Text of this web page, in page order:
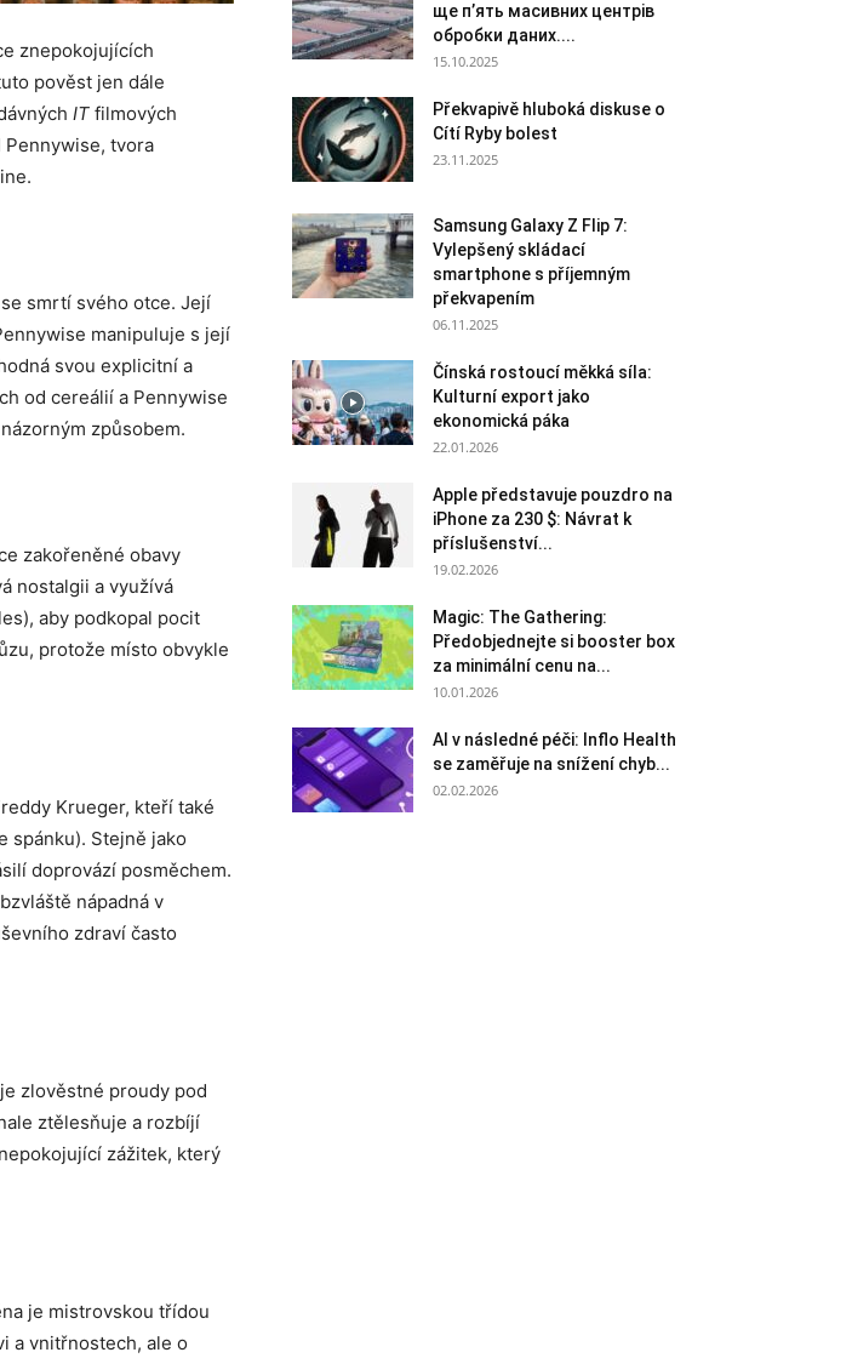
znepokojujících
pověst jen dále
IT filmových
Pennywise, tvora
smrtí svého otce. Její
manipuluje s její
svou explicitní a
od cereálií a Pennywise
způsobem.
zakořeněné obavy
nostalgii a využívá
aby podkopal pocit
protože místo obvykle
Krueger, kteří také
spánku). Stejně jako
doprovází posměchem.
nápadná v
zdraví často
zlověstné proudy pod
ztělesňuje a rozbíjí
zážitek, který
je mistrovskou třídou
a vnitřnostech, ale o
ще п’ять масивних центрів
обробки даних....
15.10.2025
Překvapivě hluboká diskuse o
Cítí Ryby bolest
23.11.2025
Samsung Galaxy Z Flip 7:
Vylepšený skládací
smartphone s příjemným
překvapením
06.11.2025
Čínská rostoucí měkká síla:
Kulturní export jako
ekonomická páka
22.01.2026
Apple představuje pouzdro na
iPhone za 230 $: Návrat k
příslušenství...
19.02.2026
Magic: The Gathering:
Předobjednejte si booster box
za minimální cenu na...
10.01.2026
AI v následné péči: Inflo Health
se zaměřuje na snížení chyb...
02.02.2026